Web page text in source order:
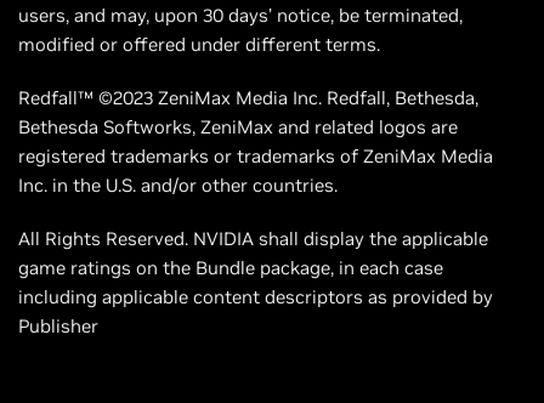
users, and may, upon 30 days’ notice, be terminated,
modified or offered under different terms.
Redfall™ ©2023 ZeniMax Media Inc. Redfall, Bethesda,
Bethesda Softworks, ZeniMax and related logos are
registered trademarks or trademarks of ZeniMax Media
Inc. in the U.S. and/or other countries.
All Rights Reserved. NVIDIA shall display the applicable
game ratings on the Bundle package, in each case
including applicable content descriptors as provided by
Publisher